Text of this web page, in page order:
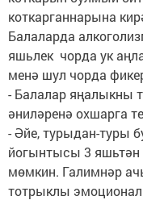
коткарганнарына
Балаларда
яшьлек чорда ук
менә шул чорда
- Балалар яңалыкны
әниләренә охшарга
- Әйе, турыдан-туры
йогынтысы 3 яшьтән
мөмкин. Галимнәр
тотрыклы